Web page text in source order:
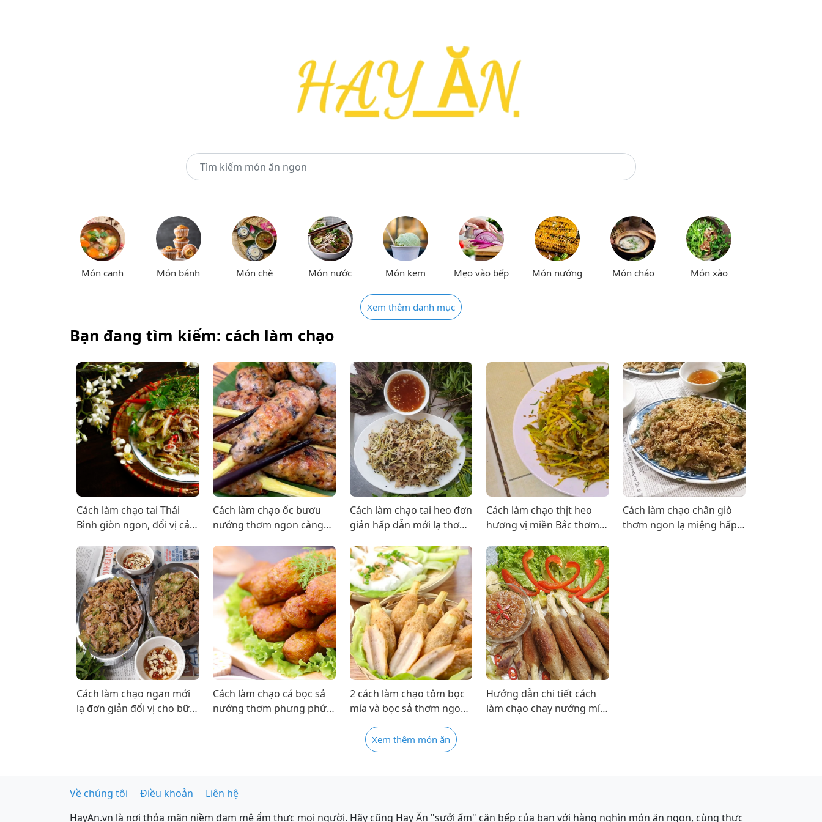
Món canh Món bánh Món chè Món nước Món kem Mẹo vào bếp Món nướng Món cháo Món xào
Xem thêm danh mục
Bạn đang tìm kiếm: cách làm chạo
Cách làm chạo tai Thái
Bình giòn ngon, đổi vị cả
Cách làm chạo ốc bươu
nướng thơm ngon càng
Cách làm chạo tai heo đơn
giản hấp dẫn mới lạ thơm
Cách làm chạo thịt heo
hương vị miền Bắc thơm
Cách làm chạo chân giò
thơm ngon lạ miệng hấp
Cách làm chạo ngan mới
lạ đơn giản đổi vị cho bữa
Cách làm chạo cá bọc sả
nướng thơm phưng phức
2 cách làm chạo tôm bọc
mía và bọc sả thơm ngon
Hướng dẫn chi tiết cách
làm chạo chay nướng mía
Xem thêm món ăn
Về chúng tôi Điều khoản
Liên hệ
HayAn.vn là nơi thỏa mãn niềm đam mê ẩm thực mọi người. Hãy cũng Hay Ăn "sưởi ấm" căn bếp của bạn với hàng nghìn món ăn ngon, cùng thực